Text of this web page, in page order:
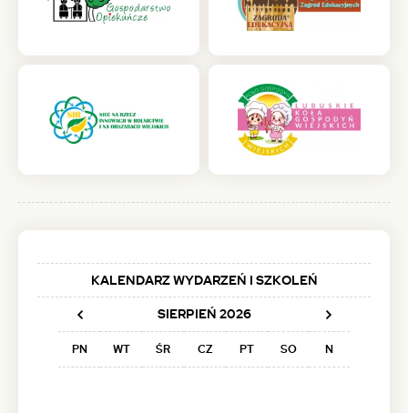
(otwiera
w
(otwiera
w
karcie)
(otwiera
w
(otwiera
w
KALENDARZ WYDARZEŃ I SZKOLEŃ
Poprzedni Następny
SIERPIEŃ 2026
PN WT ŚR CZ PT SO N